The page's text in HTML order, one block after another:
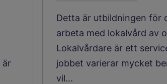
är
Detta är utbildningen för
arbeta med lokalvård av
Lokalvårdare är ett
jobbet varierar mycket
vil...